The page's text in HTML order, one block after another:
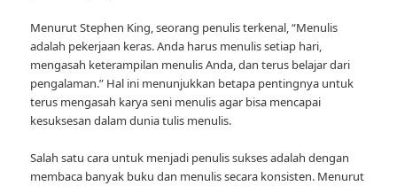
Menurut Stephen King, seorang penulis terkenal, “Menulis
adalah pekerjaan keras. Anda harus menulis setiap hari,
mengasah keterampilan menulis Anda, dan terus belajar dari
pengalaman.” Hal ini menunjukkan betapa pentingnya untuk
terus mengasah karya seni menulis agar bisa mencapai
kesuksesan dalam dunia tulis menulis.
Salah satu cara untuk menjadi penulis sukses adalah dengan
membaca banyak buku dan menulis secara konsisten. Menurut